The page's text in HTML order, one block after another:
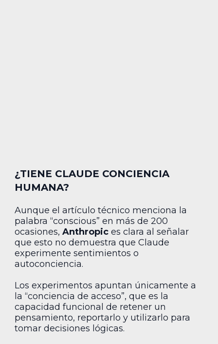
¿TIENE CLAUDE CONCIENCIA
HUMANA?
Aunque el artículo técnico menciona la
palabra “conscious” en más de 200
ocasiones, Anthropic es clara al señalar
que esto no demuestra que Claude
experimente sentimientos o
autoconciencia.
Los experimentos apuntan únicamente a
la “conciencia de acceso”, que es la
capacidad funcional de retener un
pensamiento, reportarlo y utilizarlo para
tomar decisiones lógicas.